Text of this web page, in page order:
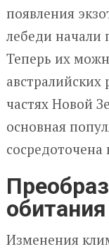
появления
лебеди начали
Теперь их
частях Новой
основная
сосредоточена
обитания
Изменения